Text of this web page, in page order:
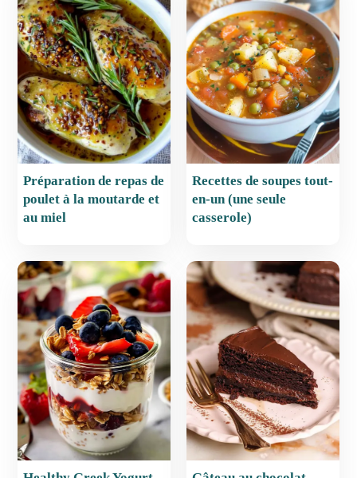
b
o
o
k
st
A
p
p
er
Préparation de repas de
poulet à la moutarde et
au miel
Recettes de soupes tout-
en-un (une seule
casserole)